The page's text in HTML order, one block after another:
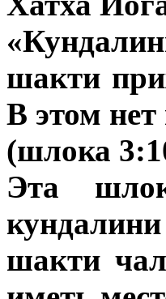
шакти
В этом
(шлока
Эта
шакти